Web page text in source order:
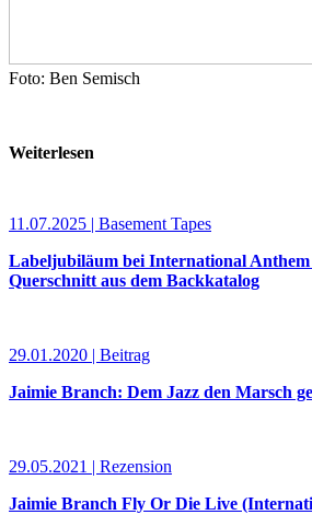
Foto: Ben Semisch
Weiterlesen
11.07.2025 | Basement Tapes
Labeljubiläum bei International
Querschnitt aus dem Backkatalog
29.01.2020 | Beitrag
Jaimie Branch: Dem Jazz den Marsch
29.05.2021 | Rezension
Jaimie Branch Fly Or Die Live